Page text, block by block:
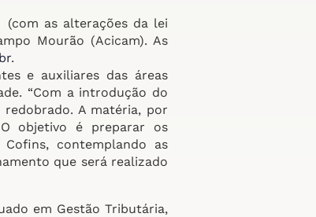
as alterações da lei
Mourão (Acicam). As
.
e auxiliares das áreas
“Com a introdução do
A matéria, por
objetivo é preparar os
contemplando as
que será realizado
em Gestão Tributária,